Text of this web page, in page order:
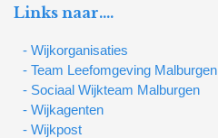
Links naar….
- Wijkorganisaties
- Team Leefomgeving Malburgen
- Sociaal Wijkteam Malburgen
- Wijkagenten
- Wijkpost